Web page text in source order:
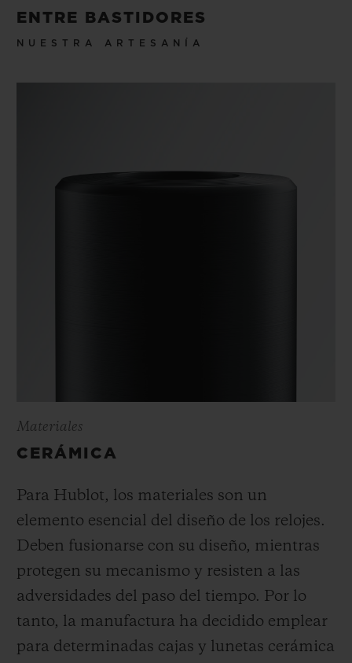
ENTRE BASTIDORES
NUESTRA ARTESANÍA
Materiales
CERÁMICA
Para Hublot, los materiales son un
elemento esencial del diseño de los relojes.
Deben fusionarse con su diseño, mientras
protegen su mecanismo y resisten a las
adversidades del paso del tiempo. Por lo
tanto, la manufactura ha decidido emplear
para determinadas cajas y lunetas cerámica